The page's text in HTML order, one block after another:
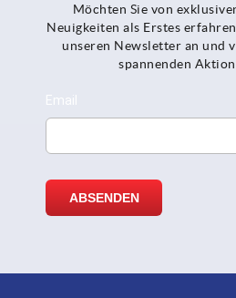
Möchten Sie von
Neuigkeiten als Erstes
unseren Newsletter an und
spannenden